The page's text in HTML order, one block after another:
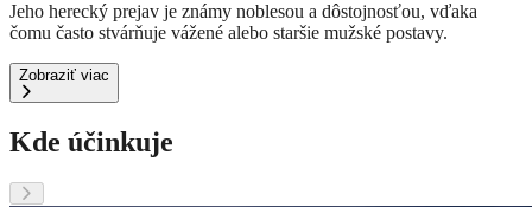
Jeho herecký prejav je známy noblesou a dôstojnosťou, vďaka
čomu často stvárňuje vážené alebo staršie mužské postavy.
Zobraziť viac
Kde účinkuje